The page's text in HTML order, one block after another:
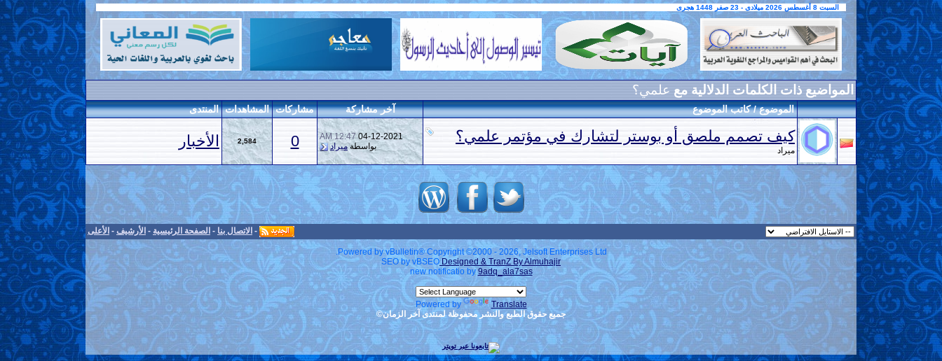
السبت 8 أغسطس 2026 ميلادى - 23 صفر 1448 هجرى
المواضيع ذات الكلمات الدلالية مع علمي؟
الموضوع / كاتب الموضوع آخر مشاركة مشاركات المشاهدات المنتدى
كيف تصمم ملصق أو بوستر لتشارك في مؤتمر علمي؟
ميراد
04-12-2021
12:47 AM
بواسطةميراد 0
2,584 الأخبار
- الاتصال بنا - الصفحة الرئيسية - الأرشيف - الأعلى
Powered by vBulletin® Copyright ©2000 - 2026, Jelsoft Enterprises Ltd.
SEO by vBSEODesigned & TranZ By Almuhajir
new notificatio by9adq_ala7sas
Powered by
Translate
جميع حقوق الطبع والنشر محفوظة لمنتدى آخر الزمان©